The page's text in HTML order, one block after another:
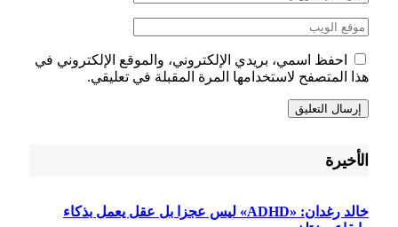
احفظ اسمي، بريدي الإلكتروني، والموقع الإلكتروني في
هذا المتصفح لاستخدامها المرة المقبلة في تعليقي.
الأخيرة
خالد رغدان: «ADHD» ليس عجزا بل عقل يعمل بذكاء